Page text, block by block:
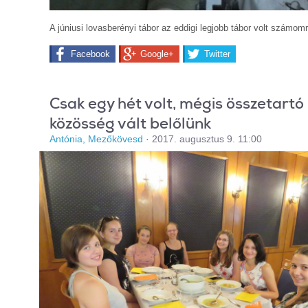
A júniusi lovasberényi tábor az eddigi legjobb tábor volt
Facebook Google+ Twitter
Csak egy hét volt, mégis összetartó
közösség vált belőlünk
Antónia, Mezőkövesd · 2017. augusztus 9. 11:00